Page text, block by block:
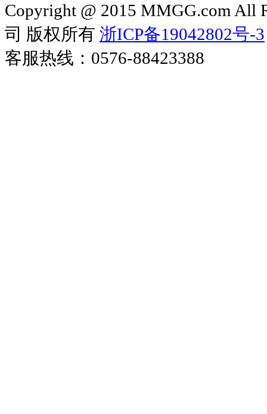
Copyright @ 2015 MMGG.com All
司 版权所有 浙ICP备19042802号-3
客服热线：0576-88423388